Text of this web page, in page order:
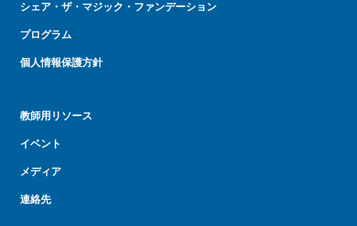
シェア・ザ・マジック・ファンデーション
プログラム
個人情報保護方針
教師用リソース
イベント
メディア
連絡先